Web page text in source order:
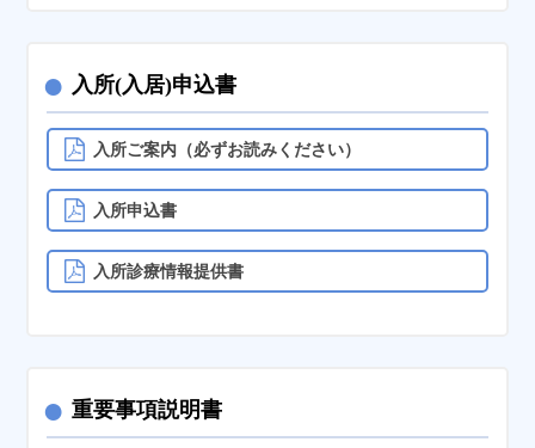
● 入所(入居)申込書
入所ご案内（必ずお読みください）
入所申込書
入所診療情報提供書
● 重要事項説明書